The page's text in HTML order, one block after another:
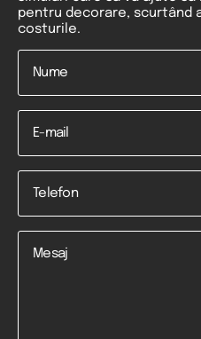
pentru decorare, scurtând
costurile.
Nume
Email
Telefon
Mesaj